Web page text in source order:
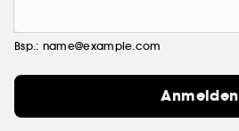
Bsp.: name@example.com
Anmelden